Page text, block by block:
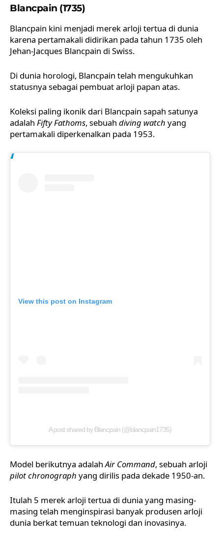
Blancpain (1735)
Blancpain kini menjadi merek arloji tertua di dunia
karena pertamakali didirikan pada tahun 1735 oleh
Jehan-Jacques Blancpain di Swiss.
Di dunia horologi, Blancpain telah mengukuhkan
statusnya sebagai pembuat arloji papan atas.
Koleksi paling ikonik dari Blancpain sapah satunya
adalah Fifty Fathoms, sebuah diving watch yang
pertamakali diperkenalkan pada 1953.
View this post on Instagram
A post shared by Blancpain (@blancpain1735)
Model berikutnya adalahAir Command, sebuah arloji
pilot chronograph yang dirilis pada dekade 1950-an.
Itulah 5 merek arloji tertua di dunia yang masing-
masing telah menginspirasi banyak produsen arloji
dunia berkat temuan teknologi dan inovasinya.